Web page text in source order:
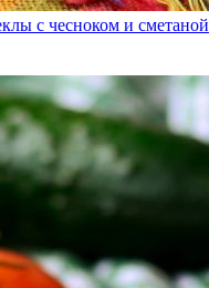
с чесноком и сметаной